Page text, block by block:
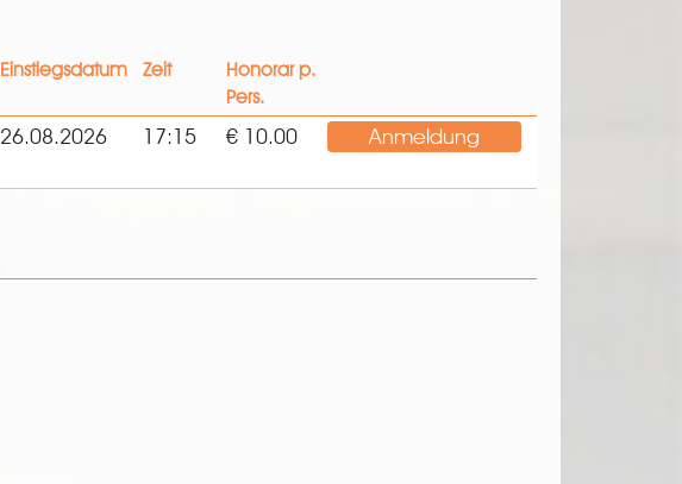
Einstiegsdatum Zeit
Honorar p.
Pers.
26.08.2026 17:15 € 10.00 Anmeldung